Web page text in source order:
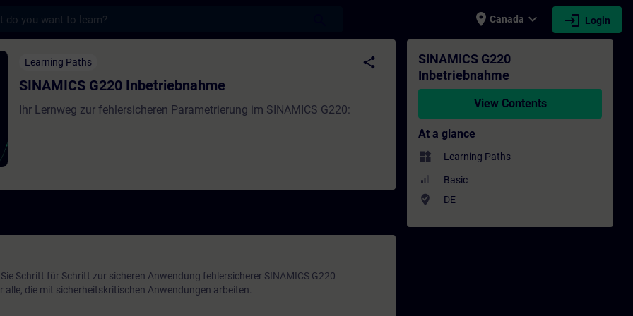
place Canada expand_more login Login
Inbetriebnahme - Training - Training - Professional development | SITRAIN
Learning Paths share
SINAMICS G220 Inbetriebnahme
Ihr Lernweg zur fehlersicheren Parametrierung im SINAMICS G220:
Schritt für Schritt zur sicheren Anwendung fehlersicherer SINAMICS G220
die mit sicherheitskritischen Anwendungen arbeiten.
SINAMICS G220
Inbetriebnahme
View Contents
At a glance
widgets Learning Paths
Basic
where_to_vote DE